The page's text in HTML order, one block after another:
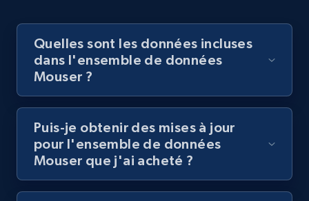
Quelles sont les données incluses
dans l'ensemble de données
Mouser ?
Puis-je obtenir des mises à jour
pour l'ensemble de données
Mouser que j'ai acheté ?